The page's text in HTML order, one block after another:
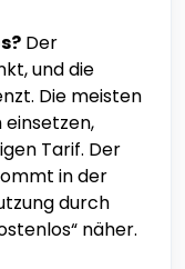
Der
und die
Die meisten
einsetzen,
Tarif. Der
in der
durch
näher.